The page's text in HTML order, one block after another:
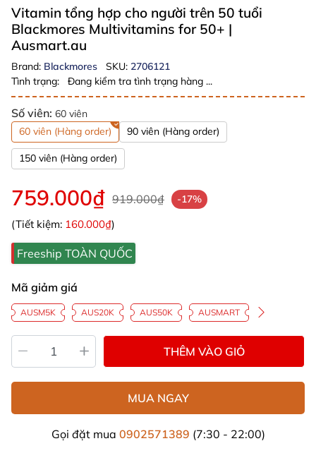
Vitamin tổng hợp cho người trên 50 tuổi
Blackmores Multivitamins for 50+ |
Ausmart.au
Brand: Blackmores SKU: 2706121
Tình trạng:
Đang kiểm tra tình trạng hàng ...
Số viên: 60 viên
60 viên (Hàng order)
90 viên (Hàng order)
150 viên (Hàng order)
759.000₫ 919.000₫ -17%
(Tiết kiệm: 160.000₫)
Freeship TOÀN QUỐC
Mã giảm giá
AUSM5K AUS20K AUS50K AUSMART
THÊM VÀO GIỎ
MUA NGAY
Gọi đặt mua 0902571389 (7:30 - 22:00)